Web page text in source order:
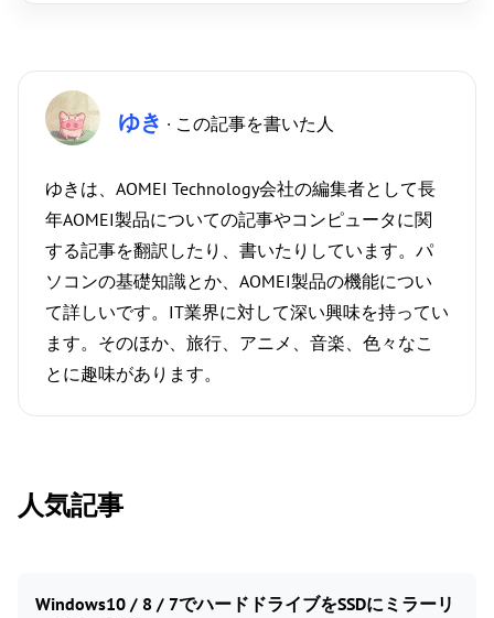
ゆき · この記事を書いた人
ゆきは、AOMEI Technology会社の編集者として長
年AOMEI製品についての記事やコンピュータに関
する記事を翻訳したり、書いたりしています。パ
ソコンの基礎知識とか、AOMEI製品の機能につい
て詳しいです。IT業界に対して深い興味を持ってい
ます。そのほか、旅行、アニメ、音楽、色々なこ
とに趣味があります。
人気記事
Windows10 / 8 / 7でハードドライブをSSDにミラーリ